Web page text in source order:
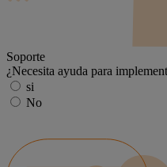
Soporte
¿Necesita ayuda para
si
No